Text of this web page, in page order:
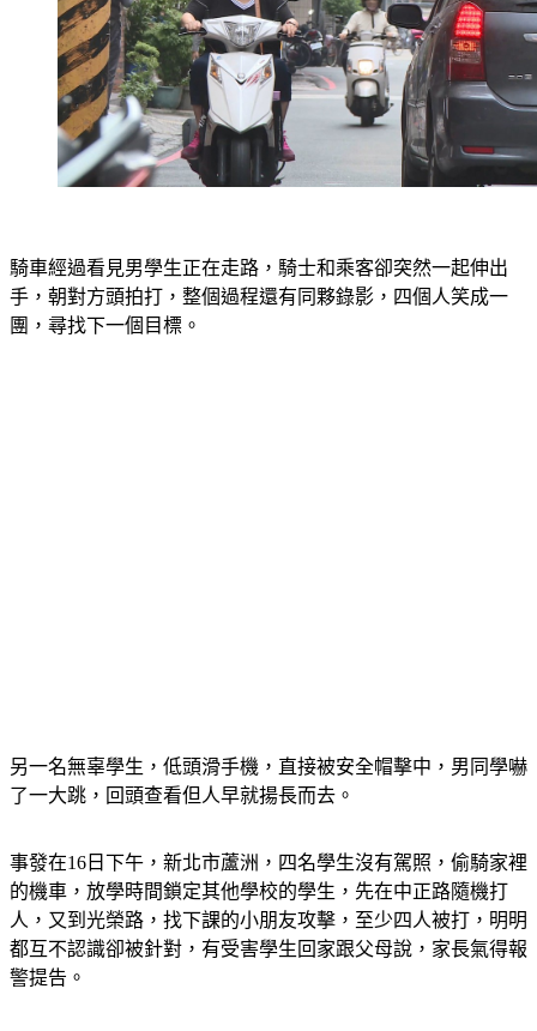
騎車經過看見男學生正在走路，騎士和乘客卻突然一起伸出
手，朝對方頭拍打，整個過程還有同夥錄影，四個人笑成一
團，尋找下一個目標。
另一名無辜學生，低頭滑手機，直接被安全帽擊中，男同學嚇
了一大跳，回頭查看但人早就揚長而去。
事發在16日下午，新北市蘆洲，四名學生沒有駕照，偷騎家裡
的機車，放學時間鎖定其他學校的學生，先在中正路隨機打
人，又到光榮路，找下課的小朋友攻擊，至少四人被打，明明
都互不認識卻被針對，有受害學生回家跟父母說，家長氣得報
警提告。